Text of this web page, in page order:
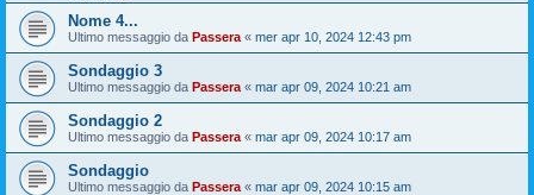
Nome 4...
Ultimo messaggio da Passera « mer apr 10, 2024 12:43 pm
Sondaggio 3
Ultimo messaggio da Passera « mar apr 09, 2024 10:21 am
Sondaggio 2
Ultimo messaggio da Passera « mar apr 09, 2024 10:17 am
Sondaggio
Ultimo messaggio da Passera « mar apr 09, 2024 10:15 am